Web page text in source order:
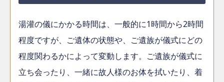
湯灌の儀にかかる時間は、一般的に1時間から2時間
程度ですが、ご遺体の状態や、ご遺族が儀式にどの
程度関わるかによって変動します。ご遺族が儀式に
立ち会ったり、一緒に故人様のお体を拭いたり、着